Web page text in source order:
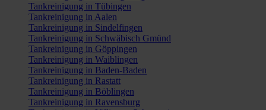
Tankreinigung in Tübingen
Tankreinigung in Aalen
Tankreinigung in Sindelfingen
Tankreinigung in Schwäbisch Gmünd
Tankreinigung in Göppingen
Tankreinigung in Waiblingen
Tankreinigung in Baden-Baden
Tankreinigung in Rastatt
Tankreinigung in Böblingen
Tankreinigung in Ravensburg